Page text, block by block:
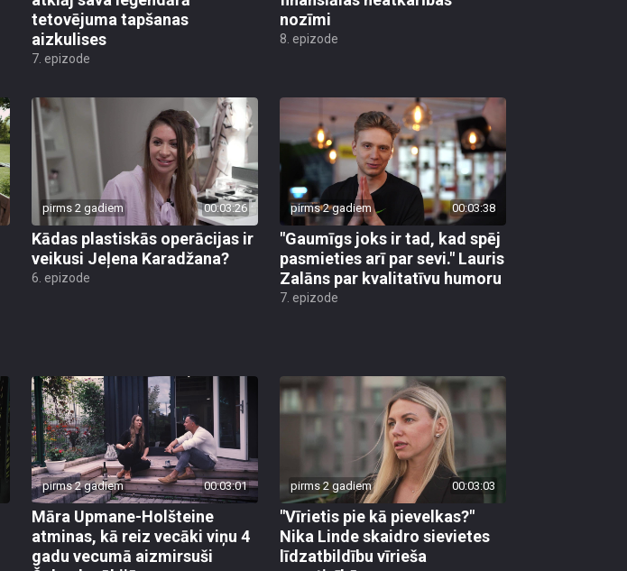
tetovējuma tapšanas
aizkulises
7. epizode
nozīmi
8. epizode
pirms 2 gadiem 00:03:26
Kādas plastiskās operācijas ir
veikusi Jeļena Karadžana?
6. epizode
pirms 2 gadiem 00:03:38
"Gaumīgs joks ir tad, kad spēj
pasmieties arī par sevi." Lauris
Zalāns par kvalitatīvu humoru
7. epizode
pirms 2 gadiem 00:03:01
Māra Upmane-Holšteine
atminas, kā reiz vecāki viņu 4
gadu vecumā aizmirsuši
pirms 2 gadiem 00:03:03
"Vīrietis pie kā pievelkas?"
Nika Linde skaidro sievietes
līdzatbildību vīrieša